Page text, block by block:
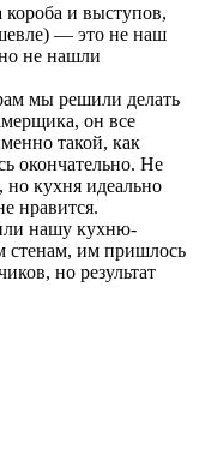
короба и выступов,
— это не наш
не нашли
мы решили делать
он все
такой, как
окончательно. Не
но кухня идеально
нравится.
нашу кухню-
стенам, им пришлось
но результат